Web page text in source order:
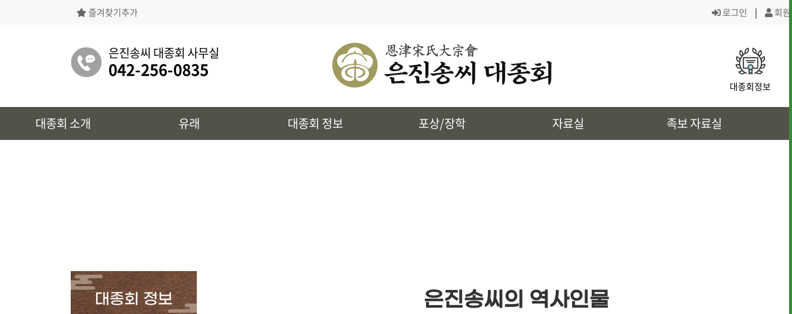
즐겨찾기추가 로그인 | 회
은진송씨 대종회 사무실
042-256-0835
대종회정보
대종회 소개 유래 대종회 정보 포상/장학 자료실 족보 자료실
· 역대회장,의
유래
시조 및 보관유리, 선대묘역을
· 송씨 근원
· 토정 집단공유허비
· 시조 및 본관유래
· 상하송촌리에 대하여
· 대전회덕 거주이유
· 삼강려 애각
· 상4대 신위
· 쌍청당과 대
대종회 정보 은진송씨의 역사인물